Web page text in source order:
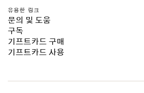
유용한 링크
문의 및 도움
구독
기프트카드 구매
기프트카드 사용